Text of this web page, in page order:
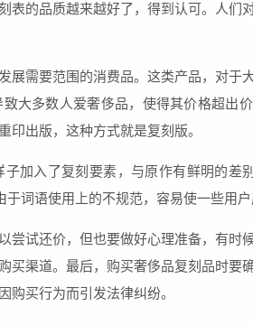
的品质越来越好了，得到认可。人们
展需要范围的消费品。这类产品，对于
大多数人爱奢侈品，使得其价格超出
印出版，这种方式就是复刻版。
加入了复刻要素，与原作有鲜明的差
词语使用上的不规范，容易使一些用户
尝试还价，但也要做好心理准备，有时
买渠道。最后，购买奢侈品复刻品时要
购买行为而引发法律纠纷。